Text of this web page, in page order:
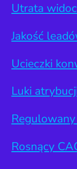
w AI
Zarządzanie
Utrata
Jakość
Ucieczki
Luki
Rosnący